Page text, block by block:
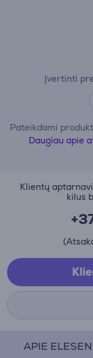
Įvertinti
Pateikdami
Daugiau apie
APIE ELESEN
Klientų
kilus